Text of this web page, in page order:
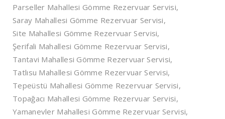
Parseller Mahallesi Gömme Rezervuar Servisi,
Saray Mahallesi Gömme Rezervuar Servisi,
Site Mahallesi Gömme Rezervuar Servisi,
Şerifali Mahallesi Gömme Rezervuar Servisi,
Tantavi Mahallesi Gömme Rezervuar Servisi,
Tatlısu Mahallesi Gömme Rezervuar Servisi,
Tepeüstü Mahallesi Gömme Rezervuar Servisi,
Topağacı Mahallesi Gömme Rezervuar Servisi,
Yamanevler Mahallesi Gömme Rezervuar Servisi,